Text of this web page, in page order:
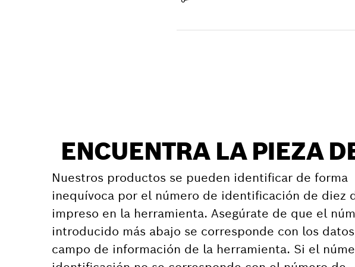
ENCUENTRA LA PIEZA
Nuestros productos se pueden identificar de forma
inequívoca por el número de identificación de diez
impreso en la herramienta. Asegúrate de que el
introducido más abajo se corresponde con los
campo de información de la herramienta. Si el